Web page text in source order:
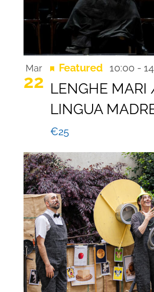
Mar
22
Featured 10:00 -
LENGHE MARI
LINGUA
€25